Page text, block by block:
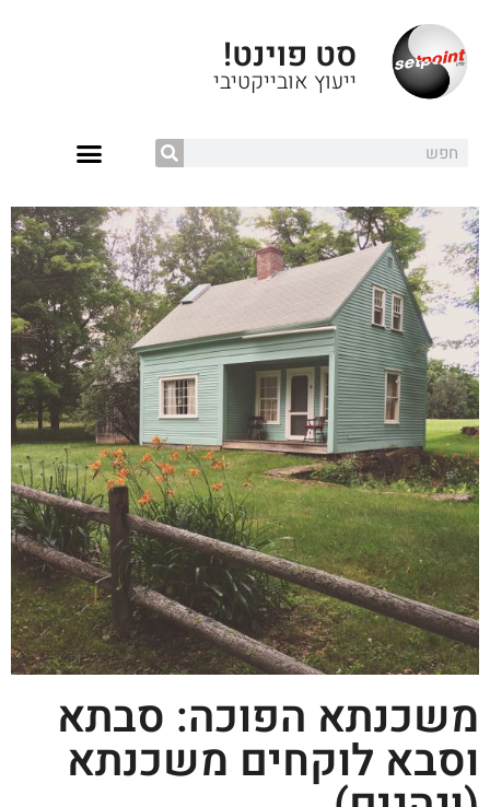
סט פוינט!
ייעוץ אובייקטיבי
משכנתא הפוכה: סבתא
וסבא לוקחים משכנתא